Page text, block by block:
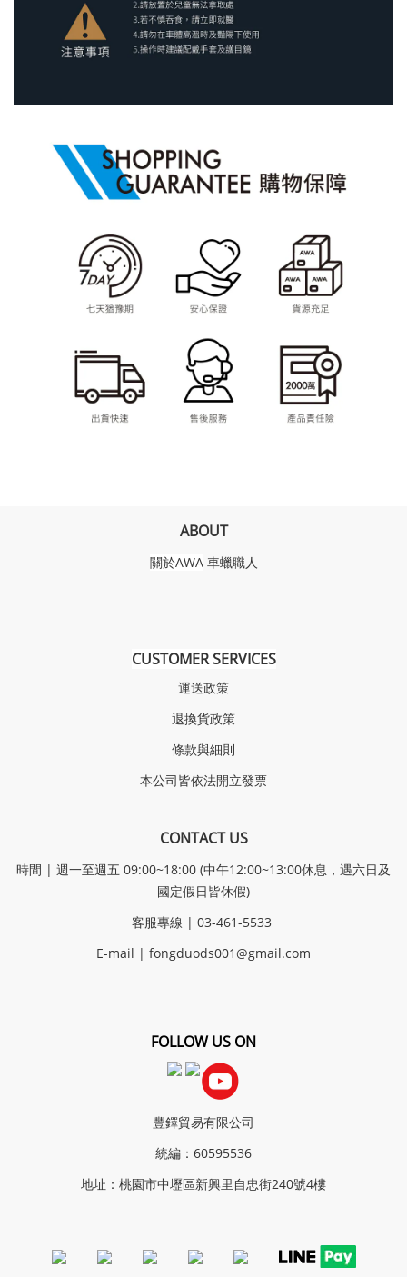
ABOUT
關於AWA 車蠟職人
CUSTOMER SERVICES
運送政策
退換貨政策
條款與細則
本公司皆依法開立發票
CONTACT US
時間 | 週一至週五 09:00~18:00 (中午12:00~13:00休息，遇六日及
國定假日皆休假)
客服專線 | 03-461-5533
E-mail | fongduods001@gmail.com
FOLLOW US ON
豐鐸貿易有限公司
統編：60595536
地址：桃園市中壢區新興里自忠街240號4樓